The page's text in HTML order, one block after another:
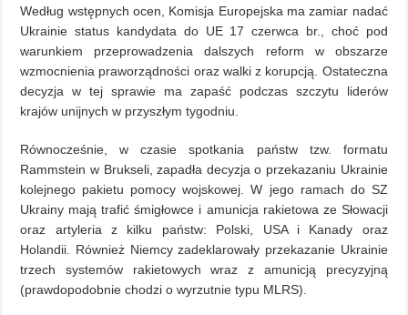
Według wstępnych ocen, Komisja Europejska ma zamiar nadać
Ukrainie status kandydata do UE 17 czerwca br., choć pod
warunkiem przeprowadzenia dalszych reform w obszarze
wzmocnienia praworządności oraz walki z korupcją. Ostateczna
decyzja w tej sprawie ma zapaść podczas szczytu liderów
krajów unijnych w przyszłym tygodniu.
Równocześnie, w czasie spotkania państw tzw. formatu
Rammstein w Brukseli, zapadła decyzja o przekazaniu Ukrainie
kolejnego pakietu pomocy wojskowej. W jego ramach do SZ
Ukrainy mają trafić śmigłowce i amunicja rakietowa ze Słowacji
oraz artyleria z kilku państw: Polski, USA i Kanady oraz
Holandii. Również Niemcy zadeklarowały przekazanie Ukrainie
trzech systemów rakietowych wraz z amunicją precyzyjną
(prawdopodobnie chodzi o wyrzutnie typu MLRS).